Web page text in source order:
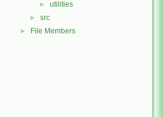
► utilities
► src
► File Members